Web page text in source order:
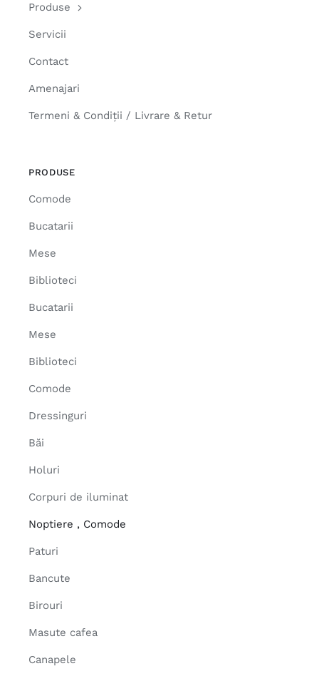
Produse
Servicii
Contact
Amenajari
Termeni & Condiții / Livrare & Retur
PRODUSE
Comode
Bucatarii
Mese
Biblioteci
Bucatarii
Mese
Biblioteci
Comode
Dressinguri
Băi
Holuri
Corpuri de iluminat
Noptiere , Comode
Paturi
Bancute
Birouri
Masute cafea
Canapele